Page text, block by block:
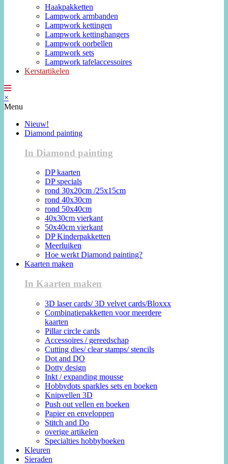
Haakpakketten
Lampwork armbanden
Lampwork kettingen
Lampwork kettinghangers
Lampwork oorbellen
Lampwork sets
Lampwork tafelaccessoires
Kerstartikelen
×
Menu
Nieuw!
Diamond painting
In Diamond painting
DP kaarten
DP specials
rond 30x20cm /25x15cm
rond 40x30cm
rond 50x40cm
40x30cm vierkant
50x40cm vierkant
DP Kinderpakketten
Meerluiken
Hoe werkt Diamond painting?
Kaarten maken
In Kaarten maken
3D laser cards/ 3D velvet cards/Bloxxx
Combinatiepakketten voor meerdere
kaarten
Pillar circle cards
Accessoires / gereedschap
Cutting dies/ clear stamps/ stencils
Dot and DO
Dotty design
Inkt / expanding mousse
Hobbydots sparkles sets en boeken
Knipvellen 3D
Push out vellen en boeken
Papier en enveloppen
Stitch and Do
overige artikelen
Specialties hobbyboeken
Kleuren
Sieraden